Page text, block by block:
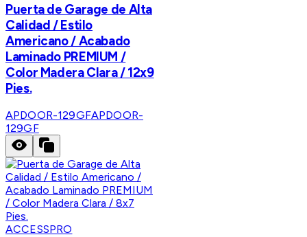
Puerta de Garage de Alta
Calidad / Estilo
Americano / Acabado
Laminado PREMIUM /
Color Madera Clara / 12x9
Pies.
APDOOR-129GFAPDOOR-
129GF
ACCESSPRO